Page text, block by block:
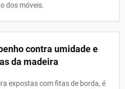
dos móveis.
contra umidade e
da madeira
expostas com fitas de borda, é